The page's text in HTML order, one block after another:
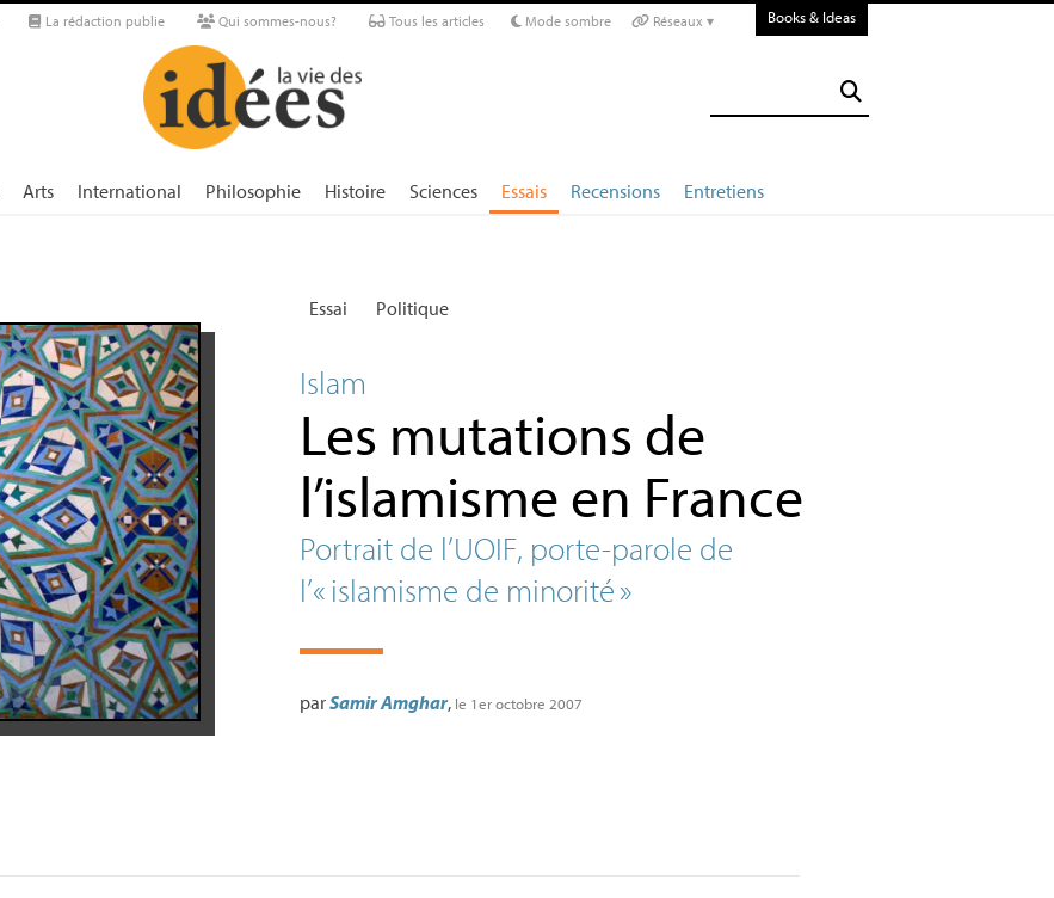
La rédaction publie Qui sommes-nous? Tous les articles Mode sombre Réseaux ▾ Books & Ideas
Arts International Philosophie Histoire Sciences Essais Recensions Entretiens
Essai Politique
Islam
Les mutations de
l’islamisme en France
Portrait de l’UOIF, porte-parole de
l’« islamisme de minorité»
parSamir Amghar, le 1er octobre 2007